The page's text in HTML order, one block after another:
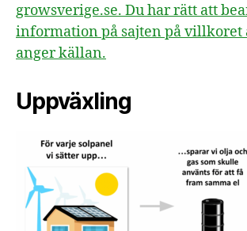
growsverige.se. Du har rätt att
information på sajten på villkoret
anger källan.
Uppväxling